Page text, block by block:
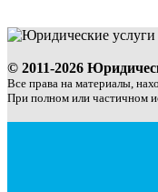
© 2011-2026
Все права на материалы,
При полном или частичном